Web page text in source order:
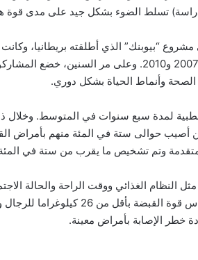
تسلط الضوء بشكل جيد على مدى قوة
“بيوبنك” الذي أطلقته بريطانيا، وكانت
40 و69 عاماً عندما تم الاستعانة بهم بين العامين 2007 و2010. وعلى
الصحة وأنماط الحياة بشكل دوري.
لمدة سبع سنوات في المتوسط. وخلال
في حين أصيب حوالى ستة في المئة منهم بأمراض
وتم تشخيص ما يقرب من ستة في
الغذائي ووقت الراحة والحالة
خطر الإصابة بأمراض معينة.